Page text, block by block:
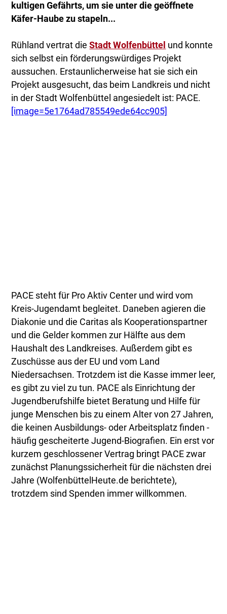
kultigen Gefährts, um sie unter die geöffnete
Käfer-Haube zu stapeln...
Rühland vertrat dieStadt Wolfenbüttel und konnte
sich selbst ein förderungswürdiges Projekt
aussuchen. Erstaunlicherweise hat sie sich ein
Projekt ausgesucht, das beim Landkreis und nicht
in der Stadt Wolfenbüttel angesiedelt ist: PACE.
[image=5e1764ad785549ede64cc905]
PACE steht für Pro Aktiv Center und wird vom
Kreis-Jugendamt begleitet. Daneben agieren die
Diakonie und die Caritas als Kooperationspartner
und die Gelder kommen zur Hälfte aus dem
Haushalt des Landkreises. Außerdem gibt es
Zuschüsse aus der EU und vom Land
Niedersachsen. Trotzdem ist die Kasse immer leer,
es gibt zu viel zu tun. PACE als Einrichtung der
Jugendberufshilfe bietet Beratung und Hilfe für
junge Menschen bis zu einem Alter von 27 Jahren,
die keinen Ausbildungs- oder Arbeitsplatz finden -
häufig gescheiterte Jugend-Biografien. Ein erst vor
kurzem geschlossener Vertrag bringt PACE zwar
zunächst Planungssicherheit für die nächsten drei
Jahre (WolfenbüttelHeute.de berichtete),
trotzdem sind Spenden immer willkommen.